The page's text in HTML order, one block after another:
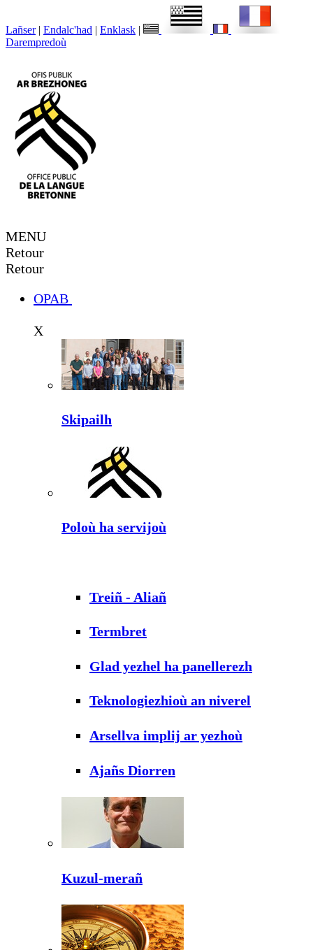
Lañser | Endalc'had | Enklask |
Darempredoù
MENU
Retour
Retour
OPAB
X
Skipailh
Poloù ha servijoù
Treiñ - Aliañ
Termbret
Glad yezhel ha panellerezh
Teknologiezhioù an niverel
Arsellva implij ar yezhoù
Ajañs Diorren
Kuzul-merañ